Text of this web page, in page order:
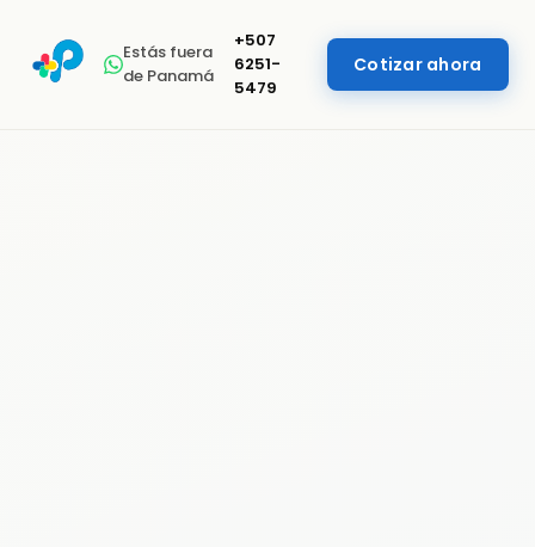
Estás fuera
de Panamá
+507
6251-
5479
Cotizar ahora